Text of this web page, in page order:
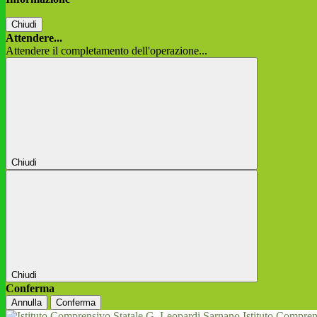
Chiudi
Attendere...
Attendere il completamento dell'operazione...
Chiudi
Chiudi
Conferma
Annulla Conferma